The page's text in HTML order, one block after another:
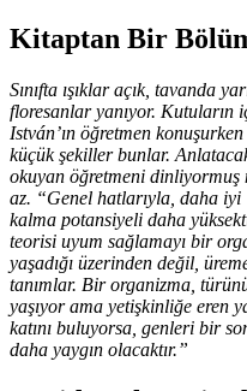
Kitaptan Bir
Sınıfta ışıklar açık, tavanda
floresanlar yanıyor. Kutuların
István’ın öğretmen
küçük şekiller bunlar.
okuyan öğretmeni dinliyormuş
az. “Genel hatlarıyla, daha iyi
kalma potansiyeli daha
teorisi uyum sağlamayı bir
yaşadığı üzerinden değil,
tanımlar. Bir organizma,
yaşıyor ama yetişkinliğe eren
katını buluyorsa, genleri bir
daha yaygın olacaktır.”